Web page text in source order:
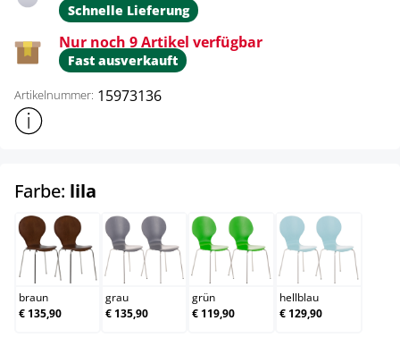
Schnelle Lieferung
Nur noch 9 Artikel verfügbar
Fast ausverkauft
Artikelnummer: 15973136
Weitere Produktinformationen anzeigen
Farbe: lila
braun
braun
€ 135,90
grau
grau
€ 135,90
grün
grün
€ 119,90
hellblau
hellblau
€ 129,90